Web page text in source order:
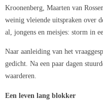
Kroonenberg, Maarten van
weinig vleiende uitspraken over
al, jongens en meisjes: storm in
Naar aanleiding van het
gedicht. Na een paar dagen
waarderen.
Een leven lang blokker